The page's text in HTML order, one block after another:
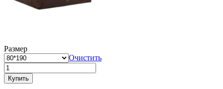
Размер
Очистить
Купить